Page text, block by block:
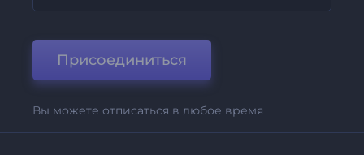
Присоединиться
Вы можете отписаться в любое время